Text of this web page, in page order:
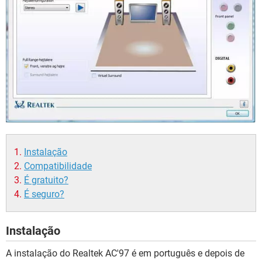
Instalação
Compatibilidade
É gratuito?
É seguro?
Instalação
A instalação do Realtek AC'97 é em português e depois de